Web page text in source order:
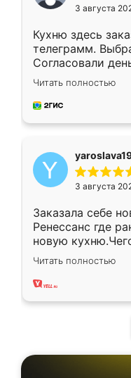
3 августа
Кухню здесь
телеграмм.
Согласовали
недели кухня
довольны
мебель за
Читать полностью
3 августа
Заказала себе
Ренессанс где
новую
вполне
два года,
Читать полностью